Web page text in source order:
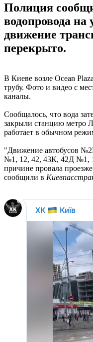
Полиция
водопровода
движение
перекрыто.
В Киеве возле Ocean
трубу. Фото и видео с
каналы.
Сообщалось, что вода
закрыли станцию метро
работает в обычном
"Движение автобусов
№1, 12, 42, 43К, 42Д №1,
причине провала
сообщили в